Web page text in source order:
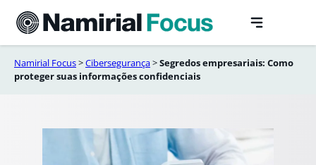
Saltar
para
o
conteúdo
Namirial Focus>Cibersegurança>Segredos empresariais: Como
proteger suas informações confidenciais